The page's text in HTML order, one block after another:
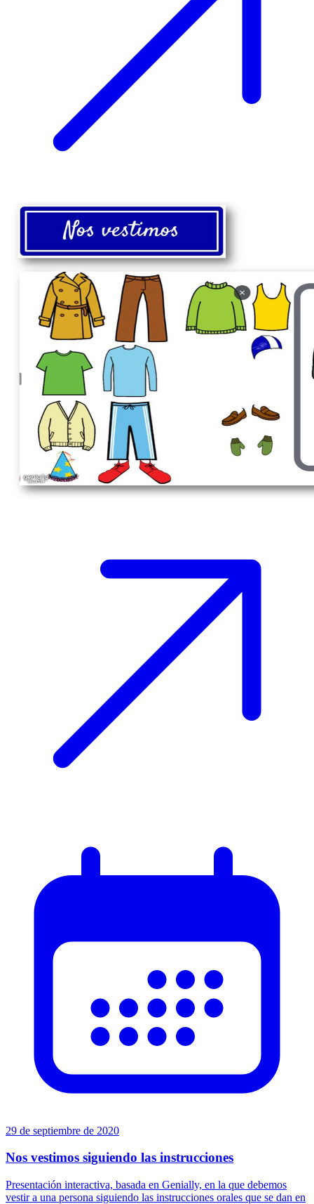
29 de septiembre de 2020
Nos vestimos siguiendo las instrucciones
Presentación interactiva, basada en Genially, en la que debemos
vestir a una persona siguiendo las instrucciones orales que se dan en